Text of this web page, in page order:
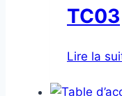
TC03
Lire la